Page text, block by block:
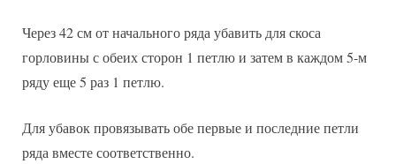
Через 42 см от начального ряда убавить для скоса
горловины с обеих сторон 1 петлю и затем в каждом 5-м
ряду еще 5 раз 1 петлю.
Для убавок провязывать обе первые и последние петли
ряда вместе соответственно.